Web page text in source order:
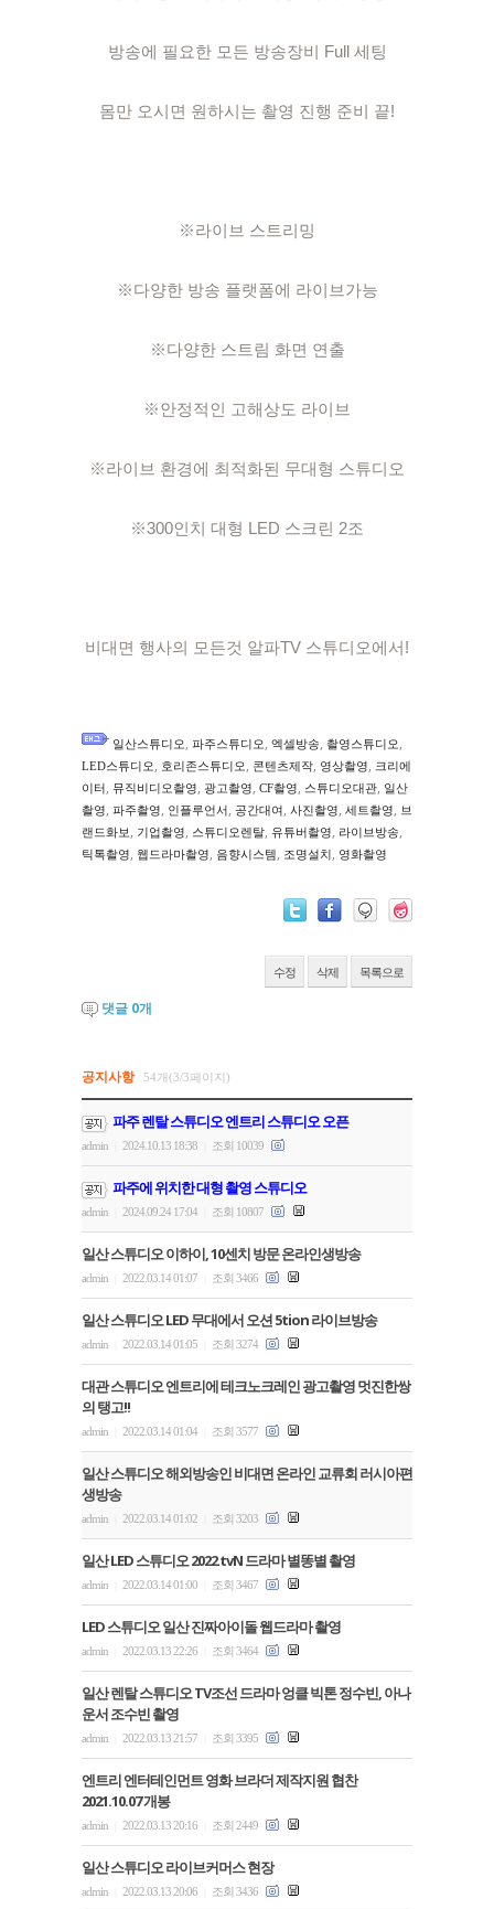
방송에 필요한 모든 방송장비 Full 세팅
몸만 오시면 원하시는 촬영 진행 준비 끝!
※라이브 스트리밍
※다양한 방송 플랫폼에 라이브가능
※다양한 스트림 화면 연출
※안정적인 고해상도 라이브
※라이브 환경에 최적화된 무대형 스튜디오
※300인치 대형 LED 스크린 2조
비대면 행사의 모든것 알파TV 스튜디오에서!
일산스튜디오, 파주스튜디오, 엑셀방송, 촬영스튜디오,
LED스튜디오, 호리존스튜디오, 콘텐츠제작, 영상촬영, 크리에
이터, 뮤직비디오촬영, 광고촬영, CF촬영, 스튜디오대관, 일산
촬영, 파주촬영, 인플루언서, 공간대여, 사진촬영, 세트촬영, 브
랜드화보 , 기업촬영, 스튜디오렌탈, 유튜버촬영, 라이브방송,
틱톡촬영, 웹드라마촬영, 음향시스템, 조명설치, 영화촬영
수정 삭제 목록으로
댓글 0개
공지사항 54개(3/3페이지)
파주 렌탈 스튜디오 엔트리 스튜디오 오픈
admin 2024.10.13 18:38 조회 10039
파주에 위치한 대형 촬영 스튜디오
admin 2024.09.24 17:04 조회 10807
일산 스튜디오 이하이, 10센치 방문 온라인생방송
admin 2022.03.14 01:07 조회 3466
일산 스튜디오 LED 무대에서 오션 5tion 라이브방송
admin 2022.03.14 01:05 조회 3274
대관 스튜디오 엔트리에 테크노크레인 광고촬영 멋진한쌍
의 탱고!!
admin 2022.03.14 01:04 조회 3577
일산 스튜디오 해외방송인 비대면 온라인 교류회 러시아편
생방송
admin 2022.03.14 01:02 조회 3203
일산 LED 스튜디오 2022 tvN 드라마 별똥별 촬영
admin 2022.03.14 01:00 조회 3467
LED 스튜디오 일산 진짜아이돌 웹드라마 촬영
admin 2022.03.13 22:26 조회 3464
일산 렌탈 스튜디오 TV조선 드라마 엉클 빅톤 정수빈, 아나
운서 조수빈 촬영
admin 2022.03.13 21:57 조회 3395
엔트리 엔터테인먼트 영화 브라더 제작지원 협찬
2021.10.07 개봉
admin 2022.03.13 20:16 조회 2449
일산 스튜디오 라이브커머스 현장
admin 2022.03.13 20:06 조회 3436